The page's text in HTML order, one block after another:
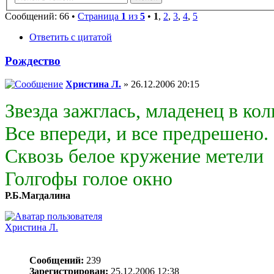
Сообщений: 66 • Страница 1 из 5 • 1, 2, 3, 4, 5
Ответить с цитатой
Рождество
Христина Л. » 26.12.2006 20:15
Звезда зажглась, младенец в
Все впереди, и все предрешено.
Сквозь белое кружение метели
Голгофы голое окно
Р.Б.Магдалина
Христина Л.
Сообщений: 239
Зарегистрирован: 25.12.2006 12:38